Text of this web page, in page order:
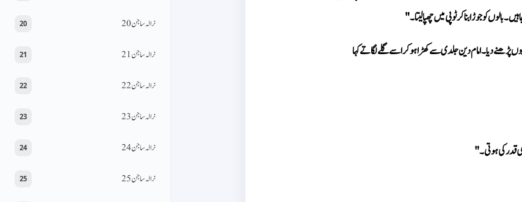
20 نرالہ ساجن 20
21 نرالہ ساجن 21
22 نرالہ ساجن 22
23 نرالہ ساجن 23
24 نرالہ ساجن 24
25 نرالہ ساجن 25
بالوں کو جوڑا بنا کر ٹوپی میں چھپا لیتا۔"
پڑھنے دیا۔ امام دین جلدی سے کھڑا ہو کر اسے گلے لگاتے کہا
قدر کی ہوتی۔"